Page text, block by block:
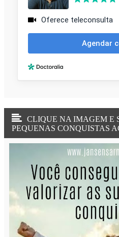
CLIQUE NA IMAGEM E
PEQUENAS CONQUISTAS